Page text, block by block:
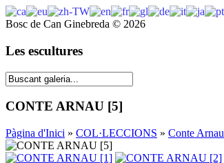
Bosc de Can Ginebreda © 2026
Les escultures
CONTE ARNAU [5]
Pàgina d'Inici » COL·LECCIONS » Conte Arnau